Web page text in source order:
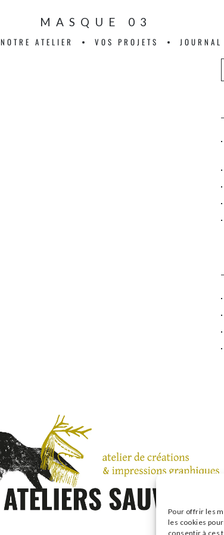
Pour offrir les
les cookies
consentir à ces
NOTRE ATELIER VOS PROJETS
MASQUE 03